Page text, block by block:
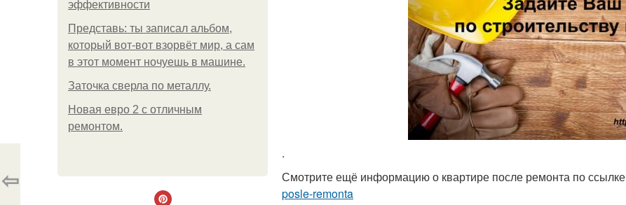
эффективности
Представь: ты записал альбом,
который вот-вот взорвёт мир, а сам
в этот момент ночуешь в машине.
Заточка сверла по металлу.
Новая евро 2 с отличным
ремонтом.
.
Смотрите ещё информацию о квартире после ремонта по ссылке
posle-remonta
⇦